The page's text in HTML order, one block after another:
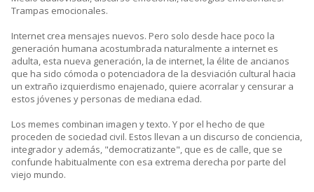
Trampas emocionales.
Internet crea mensajes nuevos. Pero solo desde hace poco la
generación humana acostumbrada naturalmente a internet es
adulta, esta nueva generación, la de internet, la élite de ancianos
que ha sido cómoda o potenciadora de la desviación cultural hacia
un extraño izquierdismo enajenado, quiere acorralar y censurar a
estos jóvenes y personas de mediana edad.
Los memes combinan imagen y texto. Y por el hecho de que
proceden de sociedad civil. Estos llevan a un discurso de conciencia,
integrador y además, "democratizante", que es de calle, que se
confunde habitualmente con esa extrema derecha por parte del
viejo mundo.